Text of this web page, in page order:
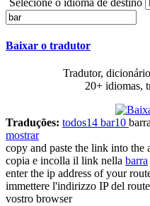
Baixar o tradutor
Tradutor,
20+ idiomas,
Traduções: todos14 bar10
mostrar
copy and paste the link into the
copia e incolla il link nella barra
enter the ip address of your
immettere l'indirizzo IP del
vostro browser